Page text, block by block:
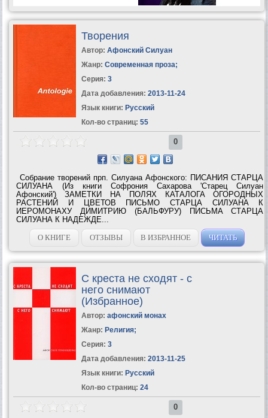
Творения
Автор: Афонский Силуан
Жанр: Современная проза;
Серия: 3
Дата добавления: 2013-11-24
Язык книги: Русский
Кол-во страниц: 55
0
Собрание творений прп. Силуана Афонского: ПИСАНИЯ СТАРЦА
СИЛУАНА (Из книги Софрония Сахарова 'Старец Силуан
Афонский') ЗАМЕТКИ НА ПОЛЯХ КАТАЛОГА ОГОРОДНЫХ
РАСТЕНИЙ И ЦВЕТОВ ПИСЬМО СТАРЦА СИЛУАНА К
ИЕРОМОНАХУ ДИМИТРИЮ (БАЛЬФУРУ) ПИСЬМА СТАРЦА
СИЛУАНА К НАДЕЖДЕ...
О КНИГЕ
ОТЗЫВЫ В ИЗБРАННОЕ ЧИТАТЬ
С креста не сходят - с
него снимают
(Избранное)
Автор: афонский монах
Жанр: Религия;
Серия: 3
Дата добавления: 2013-11-25
Язык книги: Русский
Кол-во страниц: 24
0